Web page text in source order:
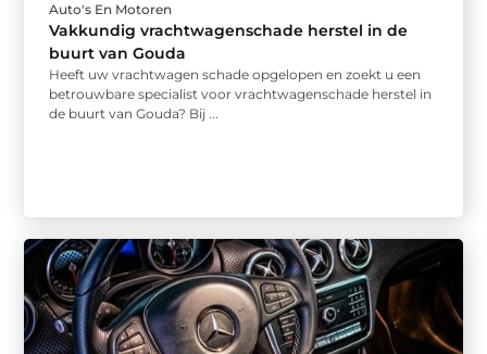
Auto's En Motoren
Vakkundig vrachtwagenschade herstel in de
buurt van Gouda
Heeft uw vrachtwagen schade opgelopen en zoekt u een
betrouwbare specialist voor vrachtwagenschade herstel in
de buurt van Gouda? Bij ...